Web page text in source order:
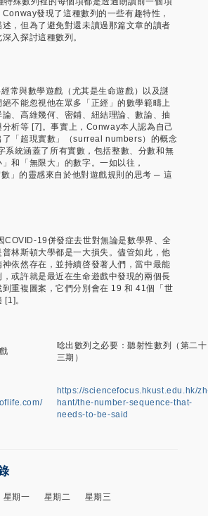
發現了這種數列的一些有趣特性，
，但為了避免對還未讀過那篇文章的讀者
入探討這種數列。
常與數學遊戲（尤其是生命遊戲）以及謎
不能忽視他在眾多「正經」的數學範疇上
、高維幾何、密鋪、紐結理論、數論、抽
分析等 [7]。事實上，Conway本人認為自己
了「超現實數」（surreal numbers）的概念
系統涵蓋了所有實數，包括整數、分數和無
和「無限大」的數字。一如以往，
」的靈感來自於他對遊戲規則的思考 ─ 這
19併發症去世對無論是數學界、全​​
林斯頓大學都是一大損失。儘管如此，他
依然存在，並持續啓發著人們，當中最能
或許就是最近在生命遊戲中發現的兩個長
到重複圖案，它們分別會在 19 和 41個「世
。
唸出數列之必要：聽射性數列（第二十
三期）
https://sciencefocus.hkust.edu.hk/
hant/the-number-sequence-that-
needs-to-be-said
星期一 星期二 星期三